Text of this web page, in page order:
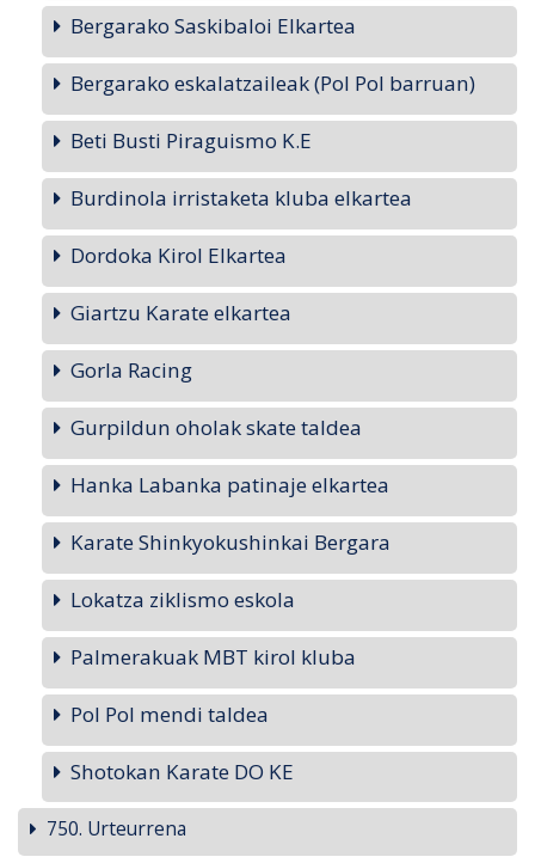
Bergarako Saskibaloi Elkartea
Bergarako eskalatzaileak (Pol Pol barruan)
Beti Busti Piraguismo K.E
Burdinola irristaketa kluba elkartea
Dordoka Kirol Elkartea
Giartzu Karate elkartea
Gorla Racing
Gurpildun oholak skate taldea
Hanka Labanka patinaje elkartea
Karate Shinkyokushinkai Bergara
Lokatza ziklismo eskola
Palmerakuak MBT kirol kluba
Pol Pol mendi taldea
Shotokan Karate DO KE
750. Urteurrena